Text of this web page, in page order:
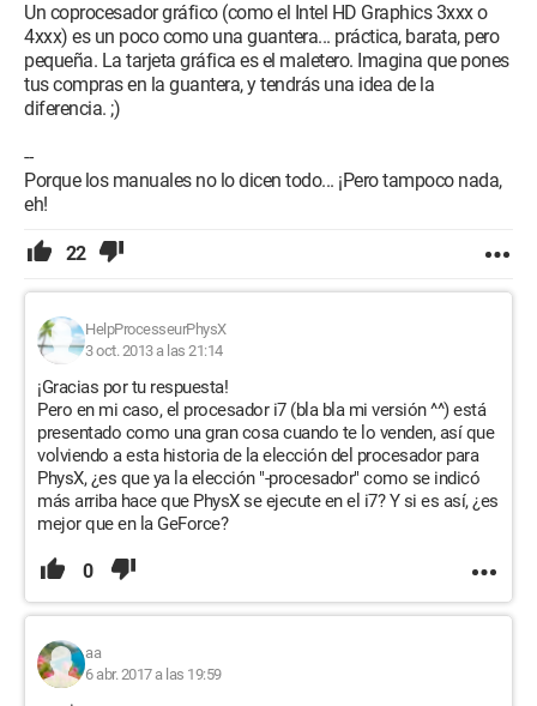
Un coprocesador gráfico (como el Intel HD Graphics 3xxx o
4xxx) es un poco como una guantera... práctica, barata, pero
pequeña. La tarjeta gráfica es el maletero. Imagina que pones
tus compras en la guantera, y tendrás una idea de la
diferencia. ;)
--
Porque los manuales no lo dicen todo... ¡Pero tampoco nada,
eh!
22
HelpProcesseurPhysX
3 oct. 2013 a las 21:14
¡Gracias por tu respuesta!
Pero en mi caso, el procesador i7 (bla bla mi versión ^^) está
presentado como una gran cosa cuando te lo venden, así que
volviendo a esta historia de la elección del procesador para
PhysX, ¿es que ya la elección "-procesador" como se indicó
más arriba hace que PhysX se ejecute en el i7? Y si es así, ¿es
mejor que en la GeForce?
0
aa
6 abr. 2017 a las 19:59